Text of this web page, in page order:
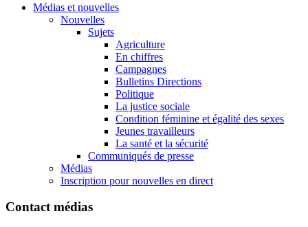
Médias et nouvelles
Nouvelles
Sujets
Agriculture
En chiffres
Campagnes
Bulletins Directions
Politique
La justice sociale
Condition féminine et égalité des sexes
Jeunes travailleurs
La santé et la sécurité
Communiqués de presse
Médias
Inscription pour nouvelles en direct
Contact médias